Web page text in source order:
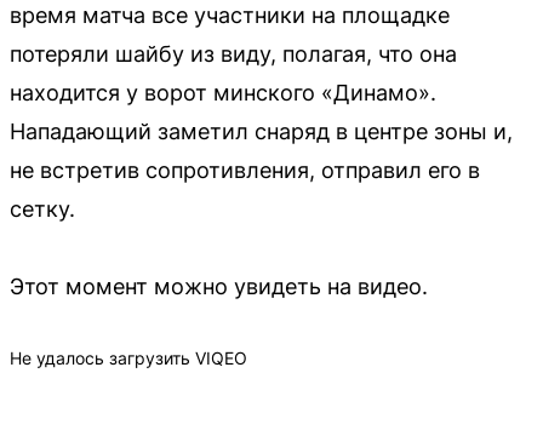
время матча все участники на площадке
потеряли шайбу из виду, полагая, что она
находится у ворот минского «Динамо».
Нападающий заметил снаряд в центре зоны и,
не встретив сопротивления, отправил его в
сетку.
Этот момент можно увидеть на видео.
Не удалось загрузить VIQEO